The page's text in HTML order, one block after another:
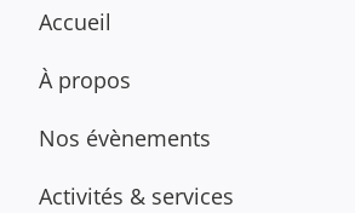
Accueil
À propos
Nos évènements
Activités & services